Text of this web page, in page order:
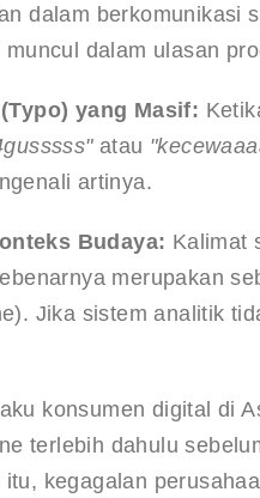
dalam berkomunikasi
dalam ulasan
yang Masif:
atau
artinya.
Budaya: Kalimat
merupakan
Jika sistem analitik
konsumen digital di
terlebih dahulu
kegagalan